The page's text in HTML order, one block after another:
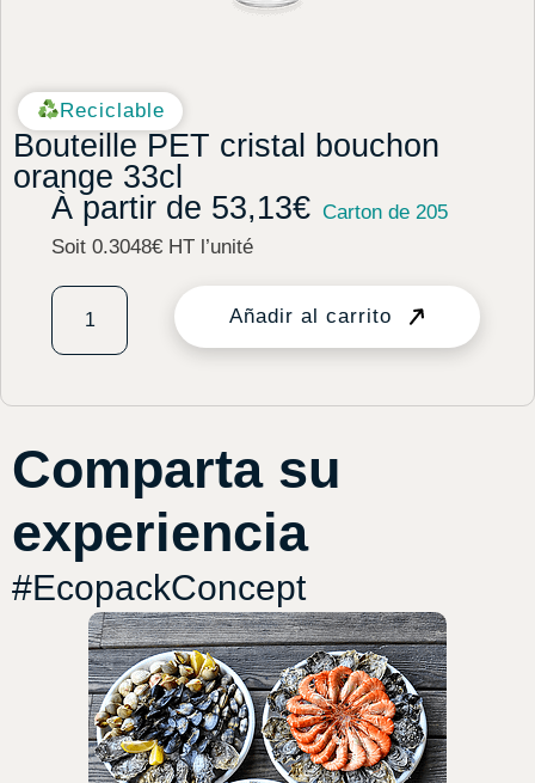
Reciclable
Bouteille PET cristal bouchon
orange 33cl
À partir de 53,13€
Soit 0.3048€ HT l’unité
Carton de 205
Añadir al carrito
Comparta su
experiencia
#EcopackConcept